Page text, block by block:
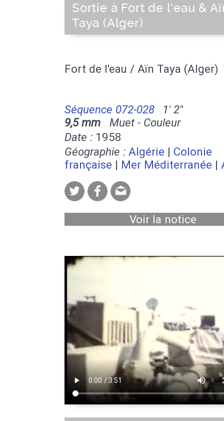
Sortie à Fort de l'eau &
Taya (Alger)
Fort de l'eau / Aïn Taya (Alger)
Séquence 072-028
1' 2''
9,5 mm Muet - Couleur
Date : 1958
Géographie : Algérie | Colonie
française | Mer Méditerranée |
Voir la notice